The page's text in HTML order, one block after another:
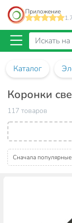
Приложение
Каталог
Коронки
117 товаров
Сначала популярные